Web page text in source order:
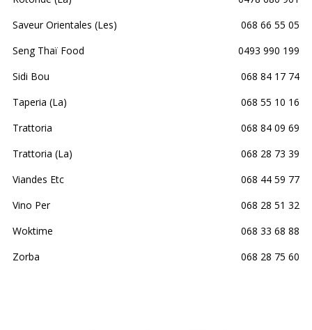
Saveur Orientales (Les)
068 66 55 05
Seng Thaï Food
0493 990 199
Sidi Bou
068 84 17 74
Taperia (La)
068 55 10 16
Trattoria
068 84 09 69
Trattoria (La)
068 28 73 39
Viandes Etc
068 44 59 77
Vino Per
068 28 51 32
Woktime
068 33 68 88
Zorba
068 28 75 60